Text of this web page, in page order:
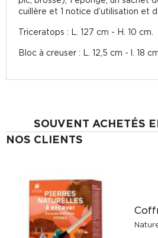
cuillère et 1 notice d’utilisation et
Triceratops : L. 127 cm - H. 10 cm.
Bloc à creuser : L. 12,5 cm - l. 18
SOUVENT ACHETÉS
NOS CLIENTS